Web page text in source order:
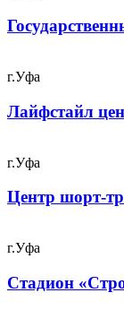
г.Уфа
Лайфстайл
г.Уфа
Центр шорт-
г.Уфа
Стадион